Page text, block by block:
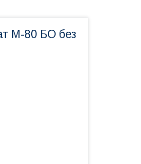
М-80 БО без